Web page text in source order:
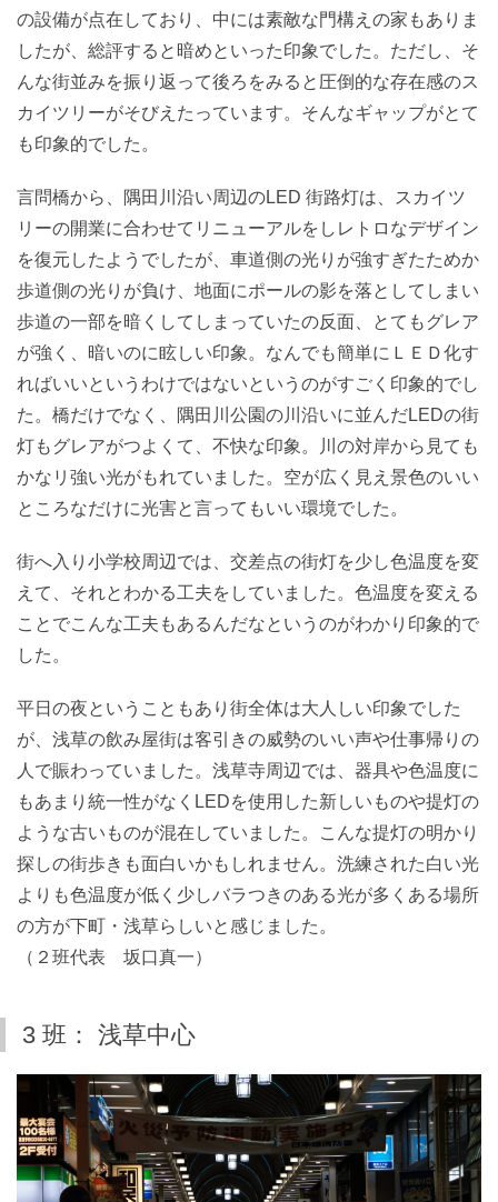
の設備が点在しており、中には素敵な門構えの家もありま
したが、総評すると暗めといった印象でした。ただし、そ
んな街並みを振り返って後ろをみると圧倒的な存在感のス
カイツリーがそびえたっています。そんなギャップがとて
も印象的でした。
言問橋から、隅田川沿い周辺のLED 街路灯は、スカイツ
リーの開業に合わせてリニューアルをしレトロなデザイン
を復元したようでしたが、車道側の光りが強すぎたためか
歩道側の光りが負け、地面にポールの影を落としてしまい
歩道の一部を暗くしてしまっていたの反面、とてもグレア
が強く、暗いのに眩しい印象。なんでも簡単にＬＥＤ化す
ればいいというわけではないというのがすごく印象的でし
た。橋だけでなく、隅田川公園の川沿いに並んだLEDの街
灯もグレアがつよくて、不快な印象。川の対岸から見ても
かなリ強い光がもれていました。空が広く見え景色のいい
ところなだけに光害と言ってもいい環境でした。
街へ入り小学校周辺では、交差点の街灯を少し色温度を変
えて、それとわかる工夫をしていました。色温度を変える
ことでこんな工夫もあるんだなというのがわかり印象的で
した。
平日の夜ということもあり街全体は大人しい印象でした
が、浅草の飲み屋街は客引きの威勢のいい声や仕事帰りの
人で賑わっていました。浅草寺周辺では、器具や色温度に
もあまり統一性がなくLEDを使用した新しいものや提灯の
ような古いものが混在していました。こんな提灯の明かり
探しの街歩きも面白いかもしれません。洗練された白い光
よりも色温度が低く少しバラつきのある光が多くある場所
の方が下町・浅草らしいと感じました。
（２班代表 坂口真一）
3 班： 浅草中心